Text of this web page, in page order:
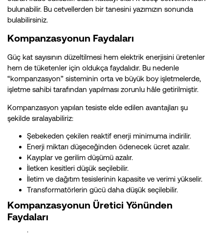
bulunabilir. Bu cetvellerden bir tanesini yazımızın sonunda
bulabilirsiniz.
Kompanzasyonun Faydaları
Güç kat sayısının düzeltilmesi hem elektrik enerjisini üretenler
hem de tüketenler için oldukça faydalıdır. Bu nedenle
“kompanzasyon” sisteminin orta ve büyük boy işletmelerde,
işletme sahibi tarafından yapılması zorunlu hâle getirilmiştir.
Kompanzasyon yapılan tesiste elde edilen avantajları şu
şekilde sıralayabiliriz:
Şebekeden çekilen reaktif enerji minimuma indirilir.
Enerji miktarı düşeceğinden ödenecek ücret azalır.
Kayıplar ve gerilim düşümü azalır.
İletken kesitleri düşük seçilebilir.
İletim ve dağıtım tesislerinin kapasite ve verimi yükselir.
Transformatörlerin gücü daha düşük seçilebilir.
Kompanzasyonun Üretici Yönünden
Faydaları